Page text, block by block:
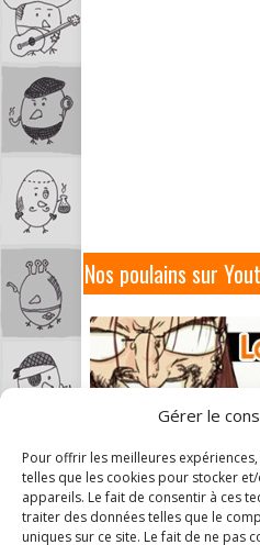
Gérer le
Pour offrir les meilleures
telles que les cookies pour stocker
appareils. Le fait de consentir à ces
traiter des données telles que le
uniques sur ce site. Le fait de ne pas
Nos poulains sur